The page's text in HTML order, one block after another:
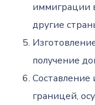
иммиграции
другие
получение
Составление
границей,